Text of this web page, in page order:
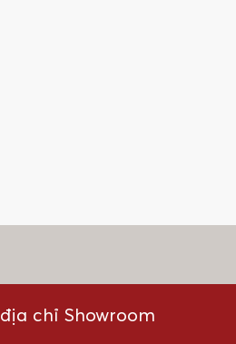
chỉ Showroom